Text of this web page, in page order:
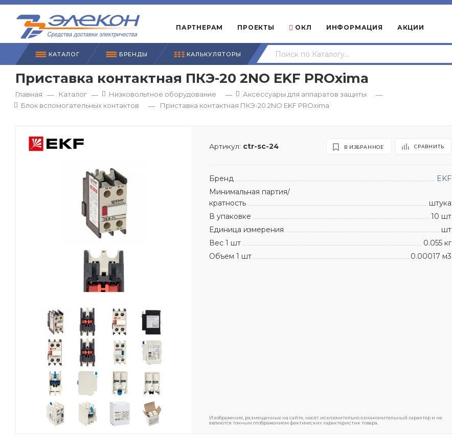
ПАРТНЕРАМ ПРОЕКТЫ ОКЛ ИНФОРМАЦИЯ АКЦИИ
КАТАЛОГ БРЕНДЫ КАЛЬКУЛЯТОРЫ
Приставка контактная ПКЭ-20 2NO EKF PROxima
Главная — Каталог — Низковольтное оборудование — Аксессуары для аппаратов защиты
—
Блок вспомогательных контактов
— Приставка контактная ПКЭ-20 2NO EKF PROxima
Артикул: ctr-sc-24 В ИЗБРАННОЕ СРАВНИТЬ
Бренд
EKF
Минимальная партия/
кратность
штука
В упаковке
10 шт
Единица измерения
шт
Вес 1 шт
0.055 кг
Объем 1 шт
0.00017 м3
Изображения, размещенные на сайте, носят исключительно ознакомительный характер и не
являются точным отображением фактических характеристик товара.